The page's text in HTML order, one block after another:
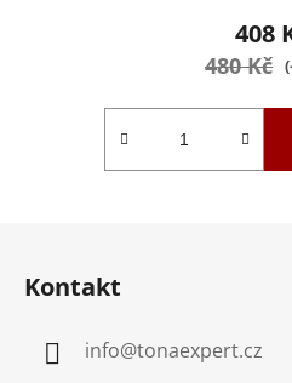
408
480 Kč
Kontakt
info@tonaexpert.cz